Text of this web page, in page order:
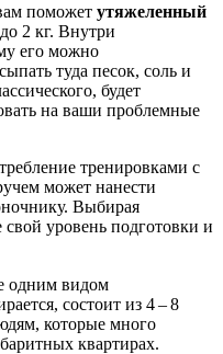
поможет утяжеленный
2 кг. Внутри
его можно
туда песок, соль и
будет
на ваши проблемные
тренировками с
может нанести
Выбирая
уровень подготовки и
одним видом
состоит из 4 – 8
которые много
квартирах.